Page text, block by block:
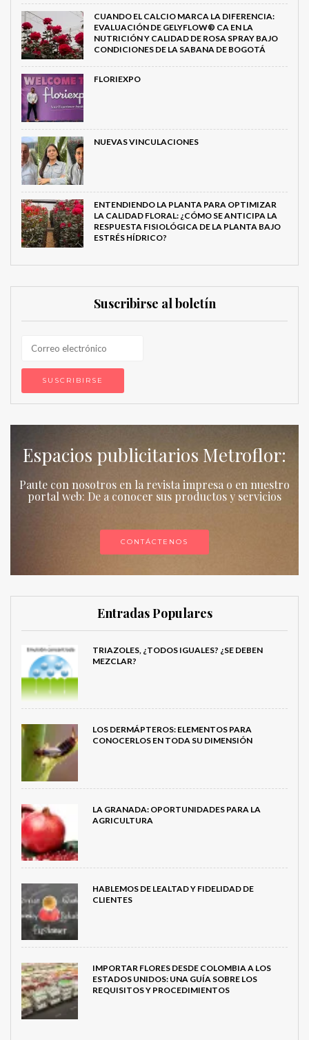
CUANDO EL CALCIO MARCA LA DIFERENCIA:
EVALUACIÓN DE GELYFLOW® CA EN LA
NUTRICIÓN Y CALIDAD DE ROSA SPRAY BAJO
CONDICIONES DE LA SABANA DE BOGOTÁ
FLORIEXPO
NUEVAS VINCULACIONES
ENTENDIENDO LA PLANTA PARA OPTIMIZAR
LA CALIDAD FLORAL: ¿CÓMO SE ANTICIPA LA
RESPUESTA FISIOLÓGICA DE LA PLANTA BAJO
ESTRÉS HÍDRICO?
Suscribirse al boletín
Espacios publicitarios Metroflor:
Paute con nosotros en la revista impresa o en nuestro
portal web: De a conocer sus productos y servicios
CONTÁCTENOS
Entradas Populares
TRIAZOLES, ¿TODOS IGUALES? ¿SE DEBEN
MEZCLAR?
LOS DERMÁPTEROS: ELEMENTOS PARA
CONOCERLOS EN TODA SU DIMENSIÓN
LA GRANADA: OPORTUNIDADES PARA LA
AGRICULTURA
HABLEMOS DE LEALTAD Y FIDELIDAD DE
CLIENTES
IMPORTAR FLORES DESDE COLOMBIA A LOS
ESTADOS UNIDOS: UNA GUÍA SOBRE LOS
REQUISITOS Y PROCEDIMIENTOS